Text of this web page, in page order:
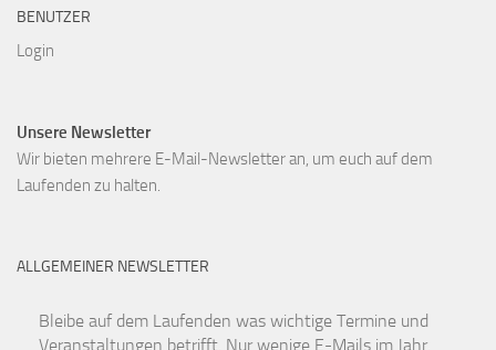
BENUTZER
Login
Unsere Newsletter
Wir bieten mehrere E-Mail-Newsletter an, um euch auf dem
Laufenden zu halten.
ALLGEMEINER NEWSLETTER
Bleibe auf dem Laufenden was wichtige Termine und
Veranstaltungen betrifft. Nur wenige E-Mails im Jahr.